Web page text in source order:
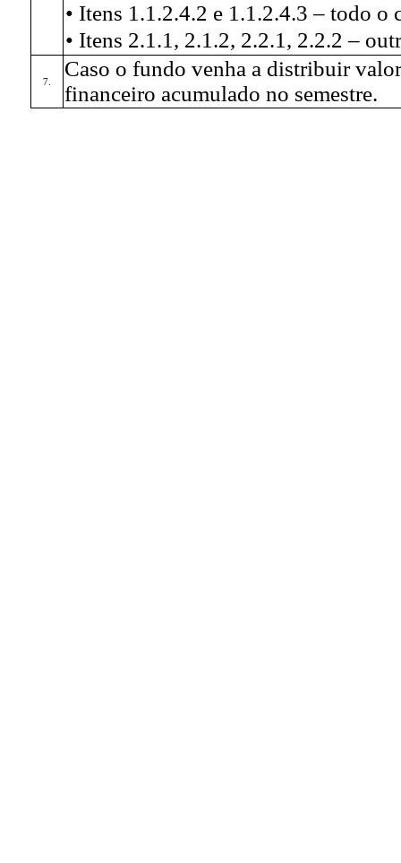
• Itens 1.1.2.4.2 e 1.1.2.4.3 – todo o
• Itens 2.1.1, 2.1.2, 2.2.1, 2.2.2 –
7.
Caso o fundo venha a distribuir
financeiro acumulado no semestre.